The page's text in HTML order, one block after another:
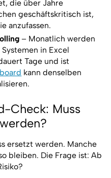
die über Jahre
geschäftskritisch ist,
anzufassen.
– Monatlich werden
in Excel
Tage und ist
kann denselben
Check: Muss
ersetzt werden. Manche
bleiben. Die Frage ist: Ab